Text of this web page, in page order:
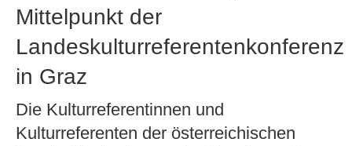
Mittelpunkt der
Landeskulturreferentenkonferenz
in Graz
Die Kulturreferentinnen und
Kulturreferenten der österreichischen